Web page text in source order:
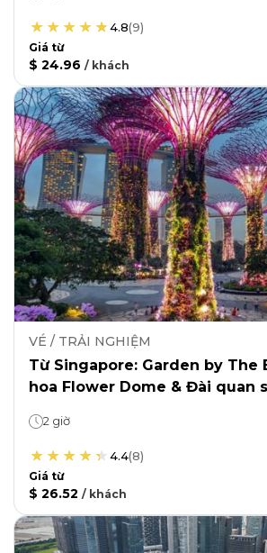
4.8(9)
Giá từ
$ 24.96 / khách
VÉ / TRẢI NGHIỆM
Từ Singapore: Garden by The
hoa Flower Dome & Đài quan
2 giờ
4.4(8)
Giá từ
$ 26.52 / khách